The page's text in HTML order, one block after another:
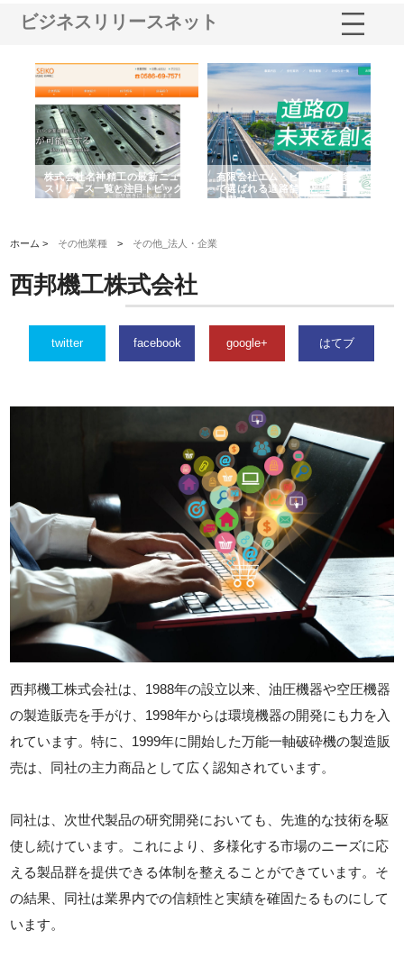
ビジネスリリースネット
株式会社名神精工の最新ニュー
スリリース一覧と注目トピック
有限会社エム・ビルドが南多摩
で選ばれる道路舗装と土木工事
の実力
ホーム > その他業種 > その他_法人・企業
西邦機工株式会社
twitter facebook google+ はてブ
西邦機工株式会社は、1988年の設立以来、油圧機器や空圧機器
の製造販売を手がけ、1998年からは環境機器の開発にも力を入
れています。特に、1999年に開始した万能一軸破砕機の製造販
売は、同社の主力商品として広く認知されています。
同社は、次世代製品の研究開発においても、先進的な技術を駆
使し続けています。これにより、多様化する市場のニーズに応
える製品群を提供できる体制を整えることができています。そ
の結果、同社は業界内での信頼性と実績を確固たるものにして
います。